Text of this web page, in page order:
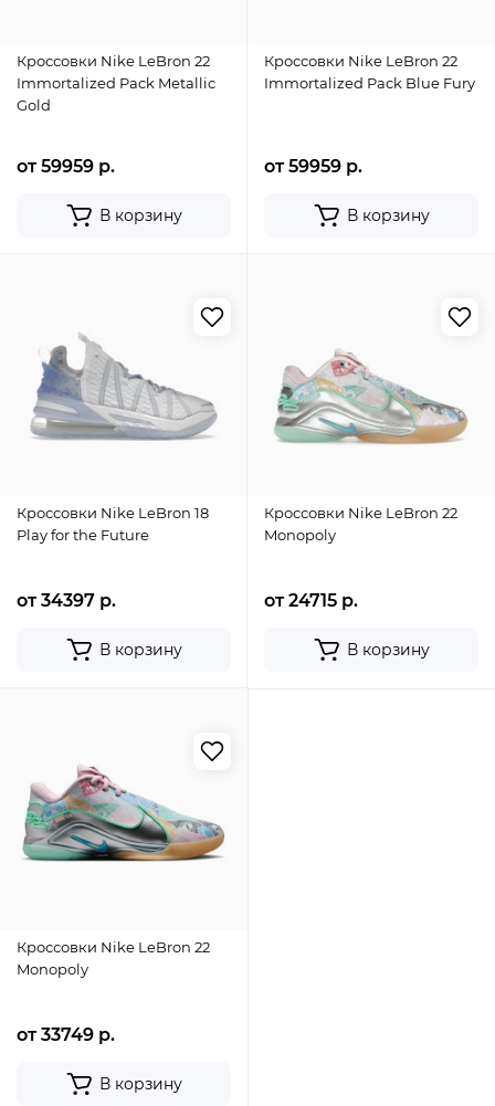
Кроссовки Nike LeBron 22
Immortalized Pack Metallic
Gold
от 59959 р.
В корзину
Кроссовки Nike LeBron 22
Immortalized Pack Blue Fury
от 59959 р.
В корзину
Кроссовки Nike LeBron 18
Play for the Future
от 34397 р.
В корзину
Кроссовки Nike LeBron 22
Monopoly
от 24715 р.
В корзину
Кроссовки Nike LeBron 22
Monopoly
от 33749 р.
В корзину